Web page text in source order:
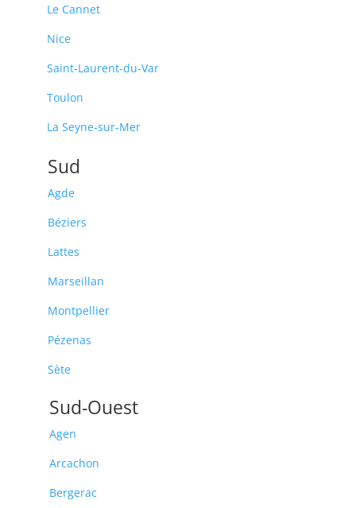
Le Cannet
Nice
Saint-Laurent-du-Var
Toulon
La Seyne-sur-Mer
Sud
Agde
Béziers
Lattes
Marseillan
Montpellier
Pézenas
Sète
Sud-Ouest
Agen
Arcachon
Bergerac